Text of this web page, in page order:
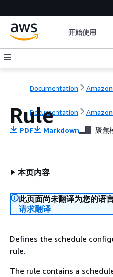
开始使用
Documentation
Documentation
Rule
PDF Markdown 聚焦
本页内容
此页面尚未翻译为您的语言
请求翻译
Defines the schedule
rule.
The rule contains a